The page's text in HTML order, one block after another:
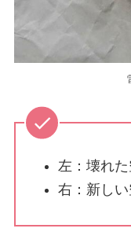
左：壊れ
右：新し